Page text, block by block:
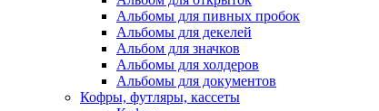
Альбомы для пивных пробок
Альбомы для декелей
Альбом для значков
Альбомы для холдеров
Альбомы для документов
Кофры, футляры, кассеты